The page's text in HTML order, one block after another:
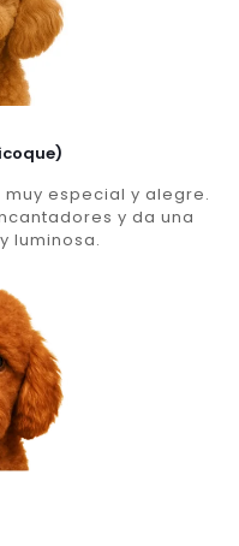
especial y alegre.
y da una
luminosa.